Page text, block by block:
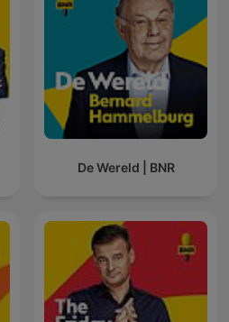
De Wereld | BNR